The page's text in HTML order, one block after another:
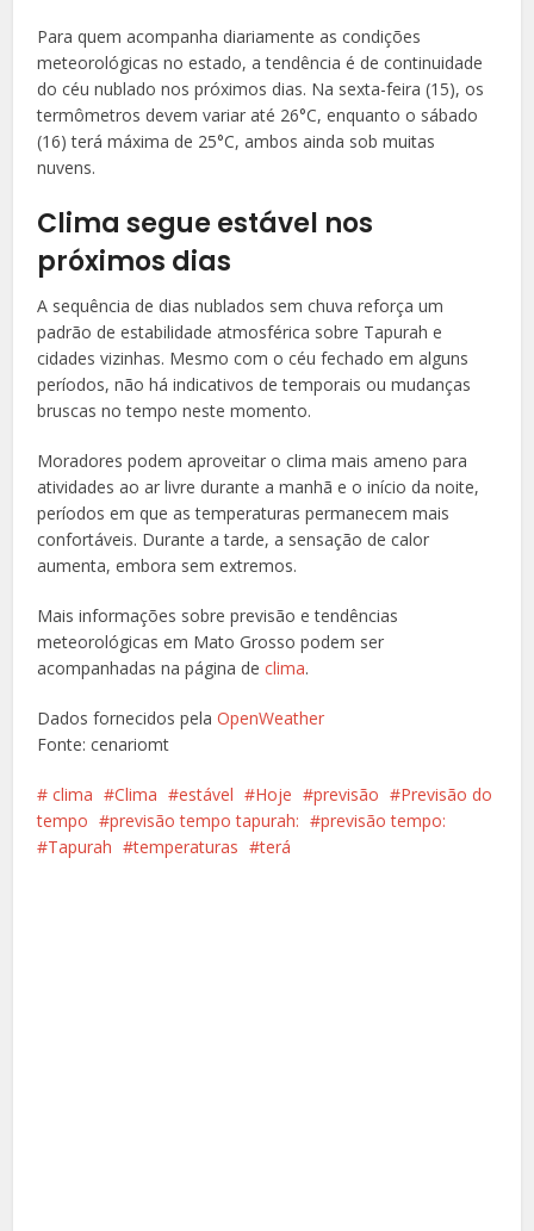
Para quem acompanha diariamente as condições
meteorológicas no estado, a tendência é de continuidade
do céu nublado nos próximos dias. Na sexta-feira (15), os
termômetros devem variar até 26°C, enquanto o sábado
(16) terá máxima de 25°C, ambos ainda sob muitas
nuvens.
Clima segue estável nos
próximos dias
A sequência de dias nublados sem chuva reforça um
padrão de estabilidade atmosférica sobre Tapurah e
cidades vizinhas. Mesmo com o céu fechado em alguns
períodos, não há indicativos de temporais ou mudanças
bruscas no tempo neste momento.
Moradores podem aproveitar o clima mais ameno para
atividades ao ar livre durante a manhã e o início da noite,
períodos em que as temperaturas permanecem mais
confortáveis. Durante a tarde, a sensação de calor
aumenta, embora sem extremos.
Mais informações sobre previsão e tendências
meteorológicas em Mato Grosso podem ser
acompanhadas na página declima.
Dados fornecidos pelaOpenWeather
Fonte: cenariomt
️ clima Clima estável Hoje previsão
Previsão do
tempo
previsão tempo tapurah:
previsão tempo:
Tapurah
temperaturas terá